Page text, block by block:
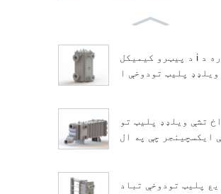
د پیټرو کیمیکل i لپاره د
ویلډډ پلیټ تودوخې ا
تشې ویلډډ پلیټ تو
ایکسچینجر چې په ال
پلیټ تودوخې تباد